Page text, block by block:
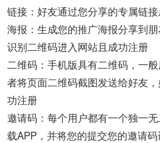
链接：好友通过您分享的专属链
海报：生成您的推广海报分享到
识别二维码进入网站且成功注册
二维码：手机版具有二维码，一
者将页面二维码截图发送给好友
功注册
邀请码：每个用户都有一个独一
载APP，并将您的提交您的邀请